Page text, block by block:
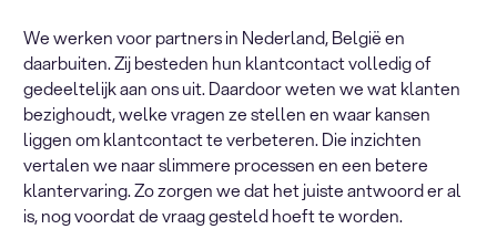
We werken voor partners in Nederland, België en
daarbuiten. Zij besteden hun klantcontact volledig of
gedeeltelijk aan ons uit. Daardoor weten we wat klanten
bezighoudt, welke vragen ze stellen en waar kansen
liggen om klantcontact te verbeteren. Die inzichten
vertalen we naar slimmere processen en een betere
klantervaring. Zo zorgen we dat het juiste antwoord er al
is, nog voordat de vraag gesteld hoeft te worden.